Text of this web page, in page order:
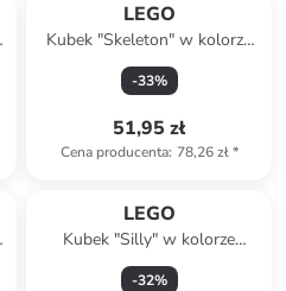
LEGO
Kubek "Skeleton" w kolorze
białym - 255 ml
-33%
51,95 zł
Cena producenta: 78,26 zł*
LEGO
Kubek "Silly" w kolorze
żółtym - 530 ml
-32%